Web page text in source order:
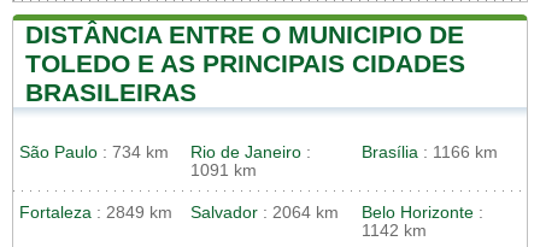
DISTÂNCIA ENTRE O MUNICIPIO DE
TOLEDO E AS PRINCIPAIS CIDADES
BRASILEIRAS
São Paulo : 734 km Rio de Janeiro :
1091 km
Brasília : 1166 km
Fortaleza : 2849 km Salvador : 2064 km Belo Horizonte :
1142 km